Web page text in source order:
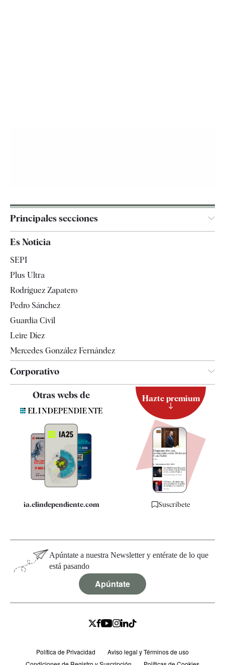
Principales secciones
Televisión
Es Noticia
SEPI
Plus Ultra
Rodríguez Zapatero
Pedro Sánchez
Guardia Civil
Leire Díez
Mercedes González Fernández
Corporativo
Quiénes somos
Especificaciones
Otras webs de
ia.elindependiente.com
Hazte premium
Suscríbete
Apúntate a nuestra Newsletter y entérate de lo que
está pasando
Apúntate
Política de Privacidad
Aviso legal y Términos de uso